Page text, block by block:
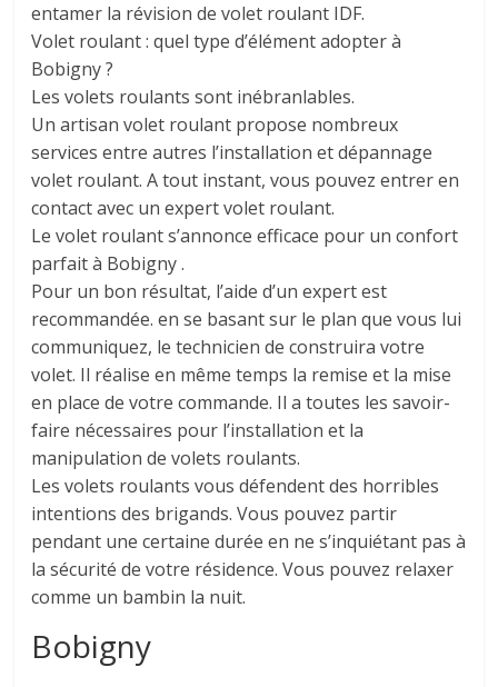
entamer la révision de volet roulant IDF.
Volet roulant : quel type d’élément adopter à
Bobigny ?
Les volets roulants sont inébranlables.
Un artisan volet roulant propose nombreux
services entre autres l’installation et dépannage
volet roulant. A tout instant, vous pouvez entrer en
contact avec un expert volet roulant.
Le volet roulant s’annonce efficace pour un confort
parfait à Bobigny .
Pour un bon résultat, l’aide d’un expert est
recommandée. en se basant sur le plan que vous lui
communiquez, le technicien de construira votre
volet. Il réalise en même temps la remise et la mise
en place de votre commande. Il a toutes les savoir-
faire nécessaires pour l’installation et la
manipulation de volets roulants.
Les volets roulants vous défendent des horribles
intentions des brigands. Vous pouvez partir
pendant une certaine durée en ne s’inquiétant pas à
la sécurité de votre résidence. Vous pouvez relaxer
comme un bambin la nuit.
Bobigny